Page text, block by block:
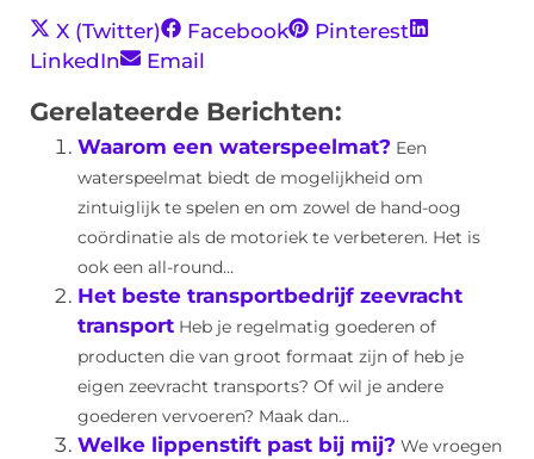
X (Twitter) Facebook
Pinterest
LinkedIn
Email
Gerelateerde Berichten:
Waarom een waterspeelmat? Een
waterspeelmat biedt de mogelijkheid om
zintuiglijk te spelen en om zowel de hand-oog
coördinatie als de motoriek te verbeteren. Het is
ook een all-round...
Het beste transportbedrijf zeevracht
transport Heb je regelmatig goederen of
producten die van groot formaat zijn of heb je
eigen zeevracht transports? Of wil je andere
goederen vervoeren? Maak dan...
Welke lippenstift past bij mij? We vroegen